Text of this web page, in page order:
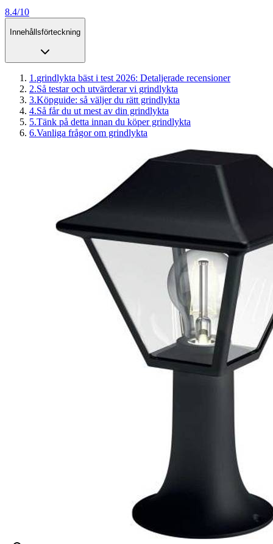
8.4/10
Innehållsförteckning
1 .grindlykta bäst i test 2026: Detaljerade recensioner
2.Så testar och utvärderar vi grindlykta
3.Köpguide: så väljer du rätt grindlykta
4.Så får du ut mest av din grindlykta
5.Tänk på detta innan du köper grindlykta
6.Vanliga frågor om grindlykta